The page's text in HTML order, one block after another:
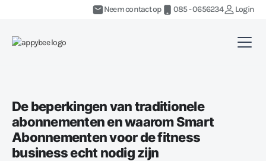
Neem contact op 085 - 0656234 Login
De beperkingen van traditionele
abonnementen en waarom Smart
Abonnementen voor de fitness
business echt nodig zijn